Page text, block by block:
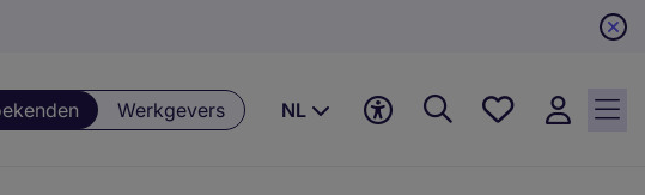
Werkgevers NL
Favorieten,